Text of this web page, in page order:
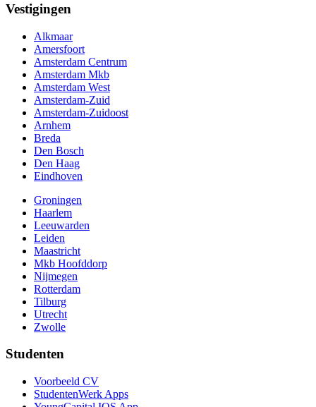
Vestigingen
Alkmaar
Amersfoort
Amsterdam Centrum
Amsterdam Mkb
Amsterdam West
Amsterdam-Zuid
Amsterdam-Zuidoost
Arnhem
Breda
Den Bosch
Den Haag
Eindhoven
Groningen
Haarlem
Leeuwarden
Leiden
Maastricht
Mkb Hoofddorp
Nijmegen
Rotterdam
Tilburg
Utrecht
Zwolle
Studenten
Voorbeeld CV
StudentenWerk Apps